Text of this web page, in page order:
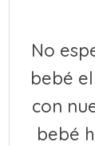
No
bebé
con
bebé